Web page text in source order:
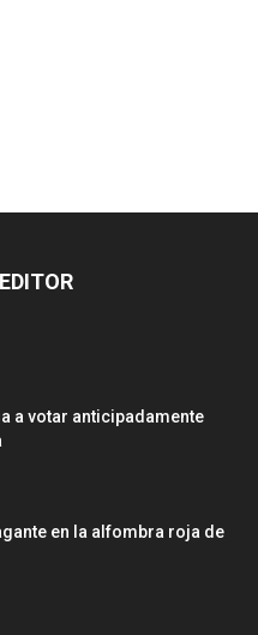
a votar anticipadamente
en la alfombra roja de